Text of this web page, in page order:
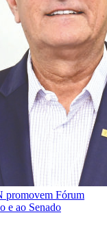
Fórum
e ao Senado